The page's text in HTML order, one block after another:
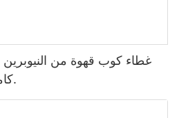
كاملة بتقنية النقل الحراري.